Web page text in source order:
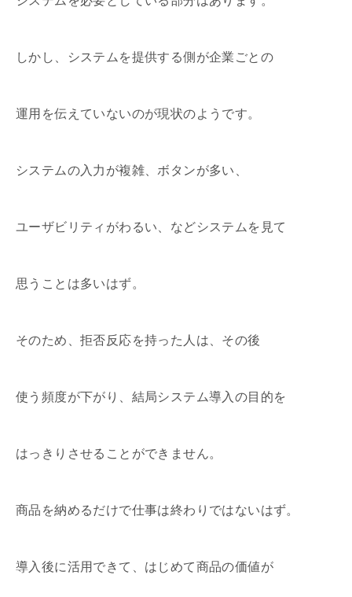
しかし、システムを提供する側が企業ごとの
運用を伝えていないのが現状のようです。
システムの入力が複雑、ボタンが多い、
ユーザビリティがわるい、などシステムを見て
思うことは多いはず。
そのため、拒否反応を持った人は、その後
使う頻度が下がり、結局システム導入の目的を
はっきりさせることができません。
商品を納めるだけで仕事は終わりではないはず。
導入後に活用できて、はじめて商品の価値が